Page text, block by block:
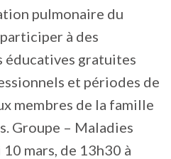
pulmonaire du
à des
éducatives gratuites
et périodes de
membres de la famille
Groupe – Maladies
mars, de 13h30 à